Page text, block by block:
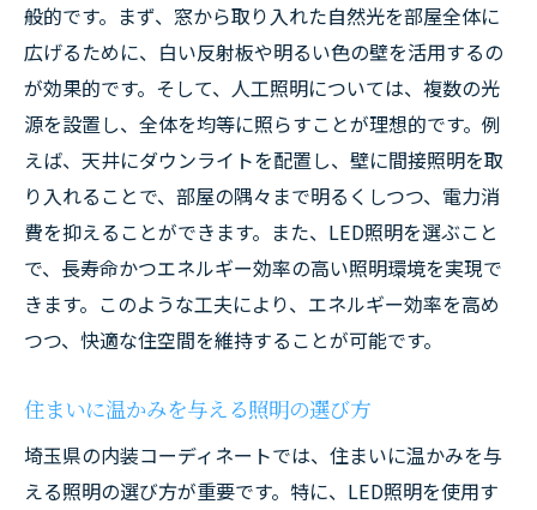
般的です。まず、窓から取り入れた自然光を部屋全体に
広げるために、白い反射板や明るい色の壁を活用するの
が効果的です。そして、人工照明については、複数の光
源を設置し、全体を均等に照らすことが理想的です。例
えば、天井にダウンライトを配置し、壁に間接照明を取
り入れることで、部屋の隅々まで明るくしつつ、電力消
費を抑えることができます。また、LED照明を選ぶこと
で、長寿命かつエネルギー効率の高い照明環境を実現で
きます。このような工夫により、エネルギー効率を高め
つつ、快適な住空間を維持することが可能です。
住まいに温かみを与える照明の選び方
埼玉県の内装コーディネートでは、住まいに温かみを与
える照明の選び方が重要です。特に、LED照明を使用す